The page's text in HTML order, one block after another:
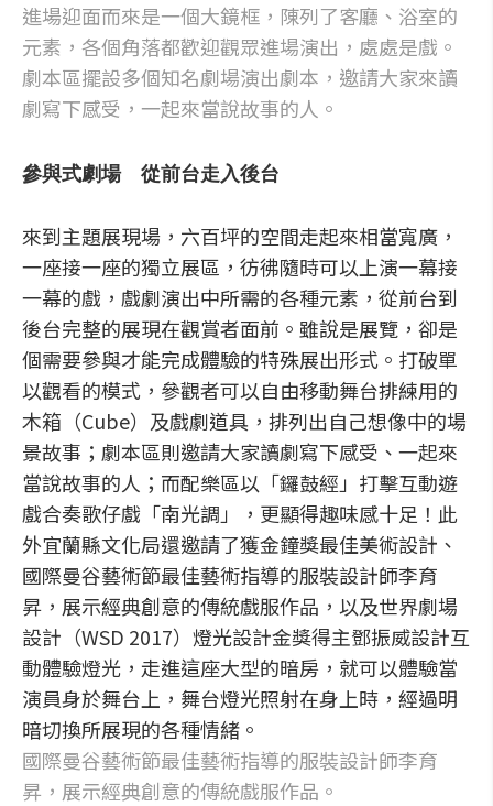
進場迎面而來是一個大鏡框，陳列了客廳、浴室的
元素，各個角落都歡迎觀眾進場演出，處處是戲。
劇本區擺設多個知名劇場演出劇本，邀請大家來讀
劇寫下感受，一起來當說故事的人。
參與式劇場 從前台走入後台
來到主題展現場，六百坪的空間走起來相當寬廣，
一座接一座的獨立展區，彷彿隨時可以上演一幕接
一幕的戲，戲劇演出中所需的各種元素，從前台到
後台完整的展現在觀賞者面前。雖說是展覽，卻是
個需要參與才能完成體驗的特殊展出形式。打破單
以觀看的模式，參觀者可以自由移動舞台排練用的
木箱（Cube）及戲劇道具，排列出自己想像中的場
景故事；劇本區則邀請大家讀劇寫下感受、一起來
當說故事的人；而配樂區以「鑼鼓經」打擊互動遊
戲合奏歌仔戲「南光調」，更顯得趣味感十足！此
外宜蘭縣文化局還邀請了獲金鐘獎最佳美術設計、
國際曼谷藝術節最佳藝術指導的服裝設計師李育
昇，展示經典創意的傳統戲服作品，以及世界劇場
設計（WSD 2017）燈光設計金獎得主鄧振威設計互
動體驗燈光，走進這座大型的暗房，就可以體驗當
演員身於舞台上，舞台燈光照射在身上時，經過明
暗切換所展現的各種情緒。
國際曼谷藝術節最佳藝術指導的服裝設計師李育
昇，展示經典創意的傳統戲服作品。